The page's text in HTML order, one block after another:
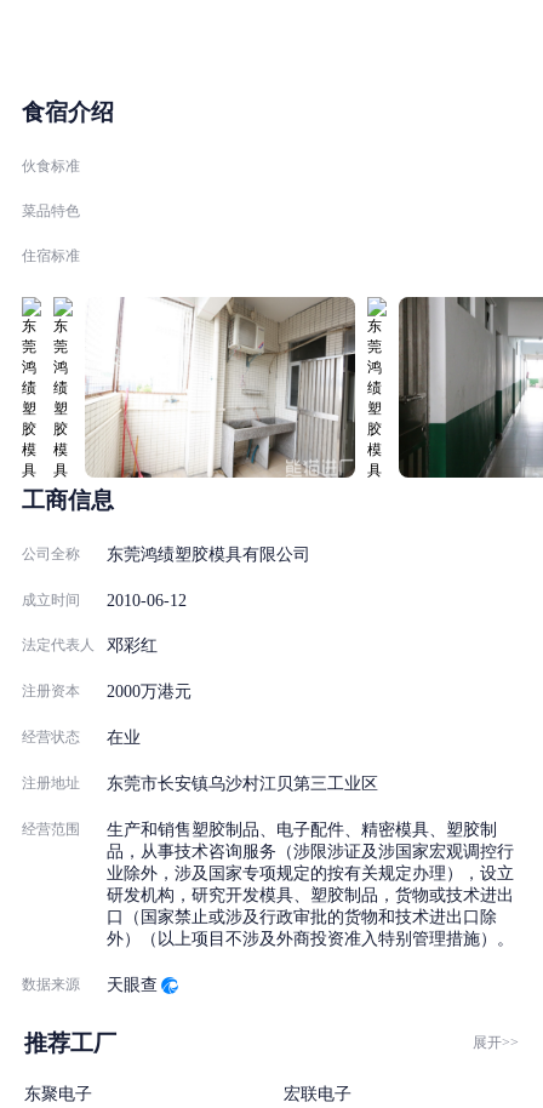
食宿介绍
伙食标准
菜品特色
住宿标准
工商信息
公司全称 东莞鸿绩塑胶模具有限公司
成立时间 2010-06-12
法定代表人 邓彩红
注册资本 2000万港元
经营状态 在业
注册地址 东莞市长安镇乌沙村江贝第三工业区
经营范围
生产和销售塑胶制品、电子配件、精密模具、塑胶制
品，从事技术咨询服务（涉限涉证及涉国家宏观调控行
业除外，涉及国家专项规定的按有关规定办理），设立
研发机构，研究开发模具、塑胶制品，货物或技术进出
口（国家禁止或涉及行政审批的货物和技术进出口除
外）（以上项目不涉及外商投资准入特别管理措施）。
数据来源 天眼查
推荐工厂 展开>>
东聚电子 宏联电子